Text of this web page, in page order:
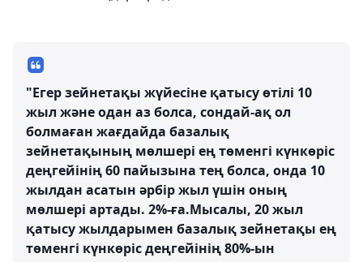
"Егер зейнетақы жүйесіне қатысу өтілі 10
жыл және одан аз болса, сондай-ақ ол
болмаған жағдайда базалық
зейнетақының мөлшері ең төменгі күнкөріс
деңгейінің 60 пайызына тең болса, онда 10
жылдан асатын әрбір жыл үшін оның
мөлшері артады. 2%-ға.Мысалы, 20 жыл
қатысу жылдарымен базалық зейнетақы ең
төменгі күнкөріс деңгейінің 80%-ын